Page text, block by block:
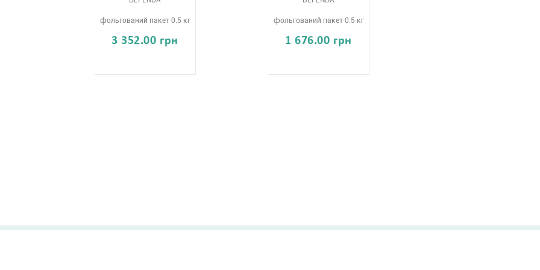
фольгований пакет 0.5 кг
3 352.00 грн
фольгований пакет 0.5 кг
1 676.00 грн